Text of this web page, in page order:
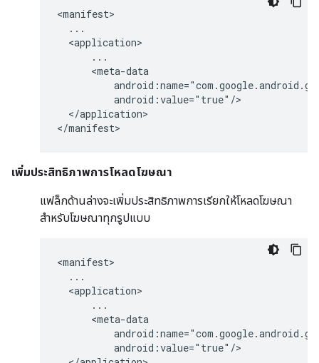
<manifest>
  ...
  <application>
      ...
      <meta-data
          android:value="true"/>
  </application>
</manifest>
เพิ่มประสิทธิภาพการโหลดโฆษณา
แฟล็กด้านล่างจะเพิ่มประสิทธิภาพการเรียกให้โหลดโฆษณา
สําหรับโฆษณาทุกรูปแบบ
<manifest>
  ...
  <application>
      ...
      <meta-data
          android:value="true"/>